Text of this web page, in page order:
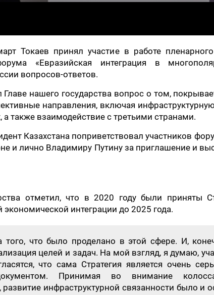
Токаев принял участие в работе
«Евразийская интеграция в
вопросов-ответов.
нашего государства вопрос о том,
направления, включая
также взаимодействие с третьими странами.
Казахстана поприветствовал участников
и лично Владимиру Путину за приглашение и
отметил, что в 2020 году были приняты
интеграции до 2025 года.
того, что было проделано в этой сфере. И,
целей и задач. На мой взгляд, я думаю,
что сама Стратегия является очень
Принимая во внимание
инфраструктурной связанности было и